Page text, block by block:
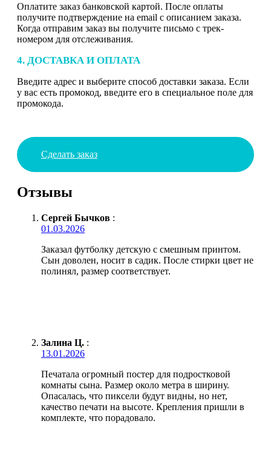
Оплатите заказ банковской картой. После оплаты
получите подтверждение на email с описанием заказа.
Когда отправим заказ вы получите письмо с трек-
номером для отслеживания.
4. ДОСТАВКА И ОПЛАТА
Введите адрес и выберите способ доставки заказа. Если
у вас есть промокод, введите его в специальное поле для
промокода.
Сделать заказ
Отзывы
Сергей Бычков :
01.03.2026
Заказал футболку детскую с смешным принтом.
Сын доволен, носит в садик. После стирки цвет не
полинял, размер соответствует.
Залина Ц. :
13.01.2026
Печатала огромный постер для подростковой
комнаты сына. Размер около метра в ширину.
Опасалась, что пиксели будут видны, но нет,
качество печати на высоте. Крепления пришли в
комплекте, что порадовало.